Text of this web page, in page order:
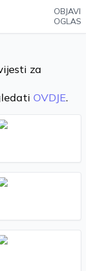
OBJAVI
OGLAS
za
OVDJE.